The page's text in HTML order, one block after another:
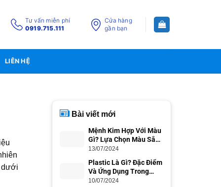
Tư vấn miễn phí
0919.715.111
Cửa hàng
gần bạn
LIÊN HỆ
dưới
Bài viết mới
Mệnh Kim Hợp Với Màu
Gì? Lựa Chọn Màu Sắc
Phong Thủy
13/07/2024
Plastic Là Gì? Đặc Điểm
Và Ứng Dụng Trong
Cuộc Sống
10/07/2024